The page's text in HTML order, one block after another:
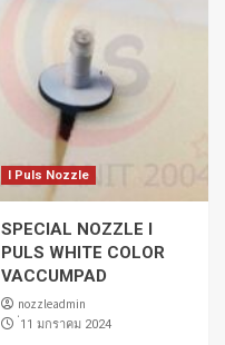
I Puls Nozzle
SPECIAL NOZZLE I
PULS WHITE COLOR
VACCUMPAD
nozzleadmin
่11 มกราคม 2024